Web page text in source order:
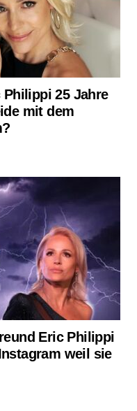
25 Jahre
mit dem
Eric Philippi
weil sie